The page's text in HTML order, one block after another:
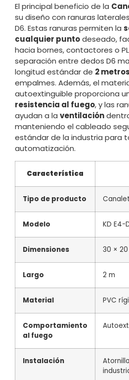
El principal beneficio de la
su diseño con ranuras laterales
D6. Estas ranuras permiten la
cualquier puntodeseado,
hacia bornes, contactores o
separación entre dedos D6
longitud estándar de 2 metros
empalmes. Además, el
autoextinguible proporciona
resistencia al fuego, y las
ayudan a la ventilación
manteniendo el cableado
estándar de la industria para
automatización.
Característica
Tipo de producto
Modelo KD E4-
Dimensiones 30 ×
Largo 2 m
Material PVC
Comportamiento
al fuego
Instalación